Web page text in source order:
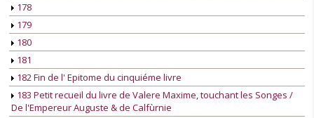
178
179
180
181
182 Fin de l' Epitome du cinquiéme livre
183 Petit recueil du livre de Valere Maxime, touchant les Songes /
De l'Empereur Auguste & de Calfùrnie